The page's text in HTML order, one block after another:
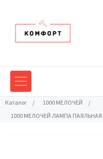
Каталог / 1000 МЕЛОЧЕЙ
/
1000 МЕЛОЧЕЙ ЛАМПА